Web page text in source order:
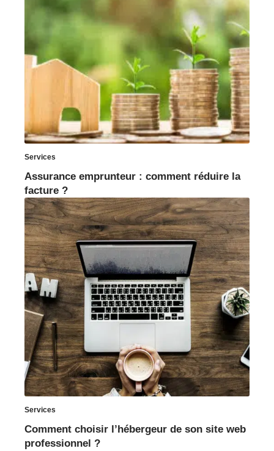
Services
Assurance emprunteur : comment réduire la
facture ?
Services
Comment choisir l’hébergeur de son site web
professionnel ?